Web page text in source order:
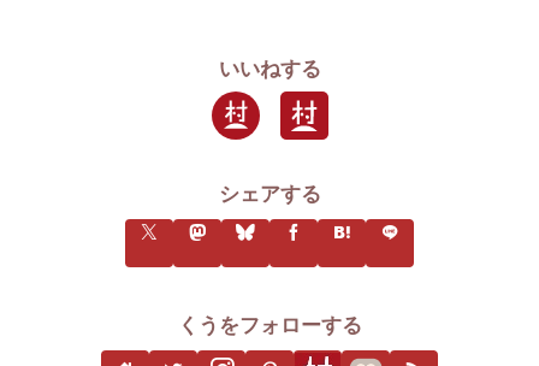
いいねする
シェアする
くうをフォローする